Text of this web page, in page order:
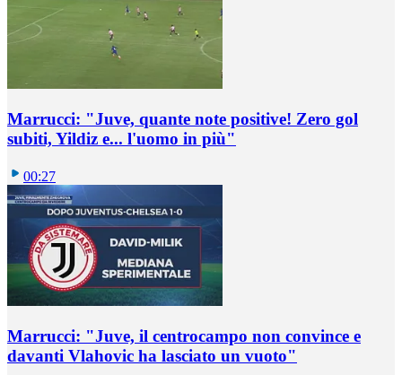
Marrucci: "Juve, quante note positive! Zero gol
subiti, Yildiz e... l'uomo in più"
00:27
Marrucci: "Juve, il centrocampo non convince e
davanti Vlahovic ha lasciato un vuoto"